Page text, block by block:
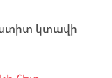
կտավի